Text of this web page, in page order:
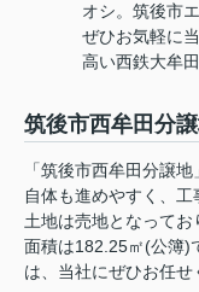
オシ。筑後市
ぜひお気軽に
高い西鉄大牟
筑後市西牟田分
「筑後市西牟田分譲
自体も進めやすく、
土地は売地となって
面積は182.25㎡(公簿)
は、当社にぜひお任せ